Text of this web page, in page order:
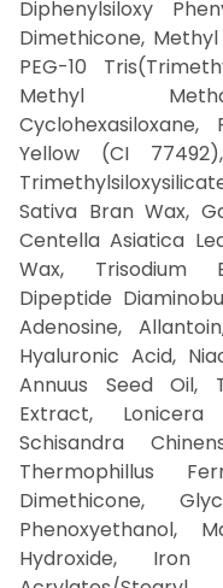
Diphenylsiloxy
Dimethicone,
PEG-10
Methyl
Yellow (CI
Sativa Bran Wax,
Centella Asiatica
Wax, Trisodium
Dipeptide
Adenosine,
Hyaluronic Acid,
Annuus Seed Oil,
Extract,
Schisandra
Thermophillus
Dimethicone,
Phenoxyethanol,
Hydroxide,